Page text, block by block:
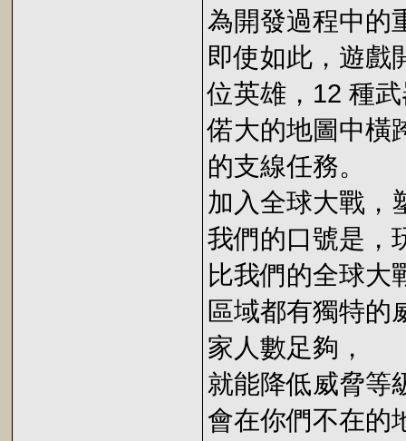
為開發過程中的
即使如此，遊戲
位英雄，12 種
偌大的地圖中橫
的支線任務。
加入全球大戰，
我們的口號是，
比我們的全球大
區域都有獨特的
家人數足夠，
就能降低威脅等
會在你們不在的